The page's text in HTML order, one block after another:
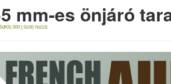
mm-es önjáró
SdKfz.000|Szólj hozzá